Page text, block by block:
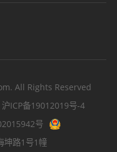
. All Rights Reserved
沪ICP备19012019号-4
号
坤路1号1幢